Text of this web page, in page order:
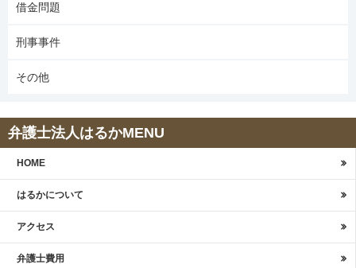
借金問題
刑事事件
その他
弁護士法人はるかMENU
HOME
はるかについて
アクセス
弁護士費用